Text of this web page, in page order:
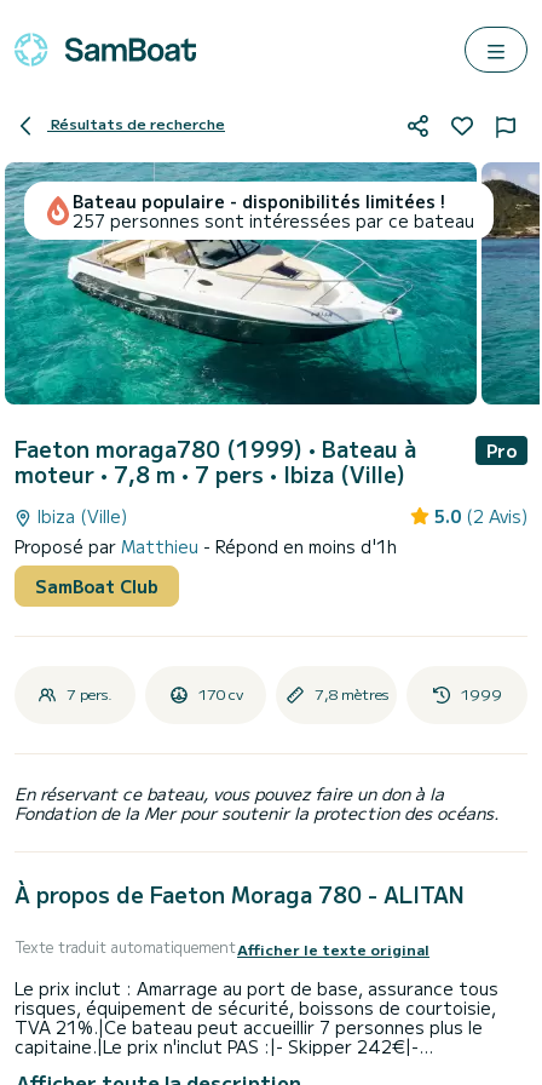
Résultats de recherche
Bateau populaire - disponibilités limitées !
257 personnes sont intéressées par ce bateau
Faeton moraga780 (1999) • Bateau à
moteur • 7,8 m • 7 pers • Ibiza (Ville)
Pro
Ibiza (Ville) 5.0 (2 Avis)
Proposé par Matthieu - Répond en moins d'1h
SamBoat Club
7 pers. 170 cv 7,8 mètres 1999
En réservant ce bateau, vous pouvez faire un don à la
Fondation de la Mer pour soutenir la protection des océans.
À propos de Faeton Moraga 780 - ALITAN
Texte traduit automatiquementAfficher le texte original
Le prix inclut : Amarrage au port de base, assurance tous
risques, équipement de sécurité, boissons de courtoisie,
TVA 21%.|Ce bateau peut accueillir 7 personnes plus le
capitaine.|Le prix n'inclut PAS :|- Skipper 242€|-